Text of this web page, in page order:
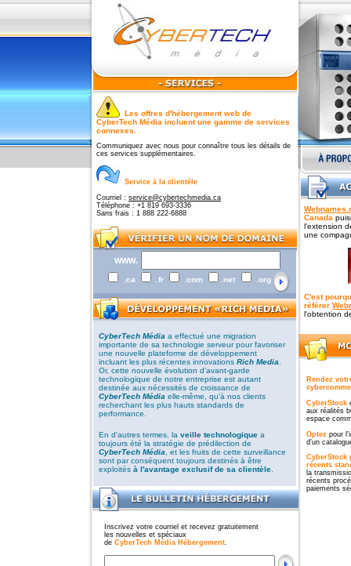
Les offres d'hébergement web de
CyberTech Média incluent une gamme de services
connexes.
Communiquez avec nous pour connaître tous les détails de
ces services supplémentaires.
Service à la clientèle
Courriel : service@cybertechmedia.ca
Téléphone : +1 819 693-3336
Sans frais : 1 888 222-6888
www.
.ca .fr .com .net .org
CyberTech Média a effectué une migration
importante de sa technologie serveur pour favoriser
une nouvelle plateforme de développement
incluant les plus récentes innovations Rich Media
Or, cette nouvelle évolution d'avant-garde
technologique de notre entreprise est autant
destinée aux nécessités de croissance de
CyberTech Média elle-même, qu'à nos clients
recherchant les plus hauts standards de
performance.
En d'autres termes, la veille technologique a
toujours été la stratégie de prédilection de
CyberTech Média , et les fruits de cette surveillance
sont par conséquent toujours destinés à être
exploités à l'avantage exclusif de sa clientèle
Inscrivez votre courriel et recevez gratuitement
les nouvelles et spéciaux
de CyberTech Média Hébergement.
Canada
l'extension
une
C'est
référer
l'obtention
Rendez
CyberStock
aux réalités
espace
Optez pour
d'un
CyberStock
récents
la
récents
paiements